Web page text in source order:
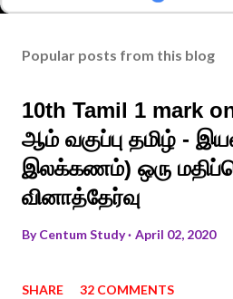
Popular posts from this blog
10th Tamil 1 mark
ஆம் வகுப்பு தமிழ் -
இலக்கணம்) ஒரு
வினாத்தேர்வு
ByCentum Study April 02, 2020
SHARE 32 COMMENTS